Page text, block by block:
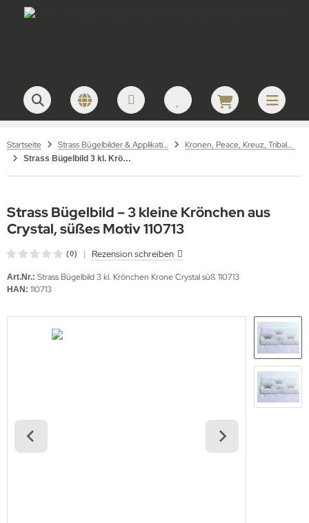
Startseite Strass Bügelbilder & Applikationen zum Aufbügeln Kronen, Peace, Kreuz, Tribals – Strass Bügelbilder
Strass Bügelbild 3 kl. Krönchen Krone Crystal süß 110713
Strass Bügelbild – 3 kleine Krönchen aus
Crystal, süßes Motiv 110713
(0) | Rezension schreiben
Art.Nr.: Strass Bügelbild 3 kl. Krönchen Krone Crystal süß 110713
HAN: 110713